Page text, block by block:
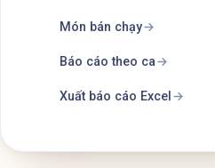
Món bán chạy
Báo cáo theo ca
Xuất báo cáo Excel